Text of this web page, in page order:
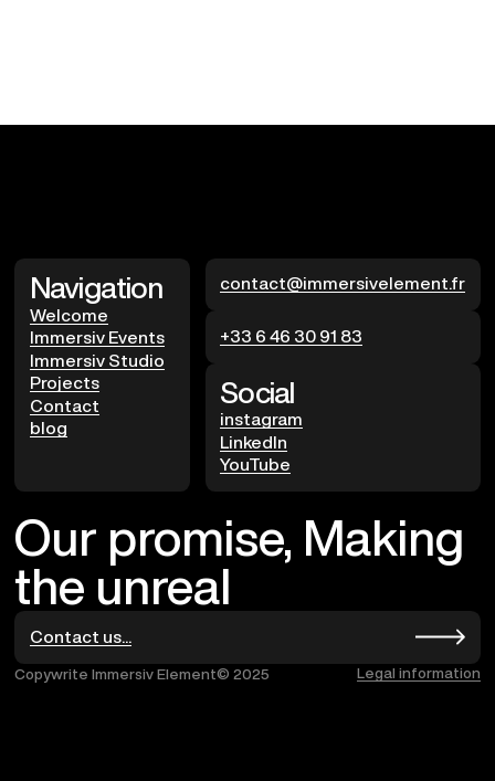
Navigation
Welcome
Immersiv Events
Immersiv Studio
Projects
Contact
blog
contact@immersivelement.fr
+33 6 46 30 91 83
Social
instagram
LinkedIn
YouTube
Our promise, Making
the unreal
Contact us...
Copywrite Immersiv Element© 2025 Legal information